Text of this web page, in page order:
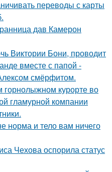
переводы с карты
дав Камерон
Виктории Бони, проводит
вместе с папой -
смёрфитом.
горнолыжном курорте во
гламурной компании
норма и тело вам ничего
Чехова оспорила статус